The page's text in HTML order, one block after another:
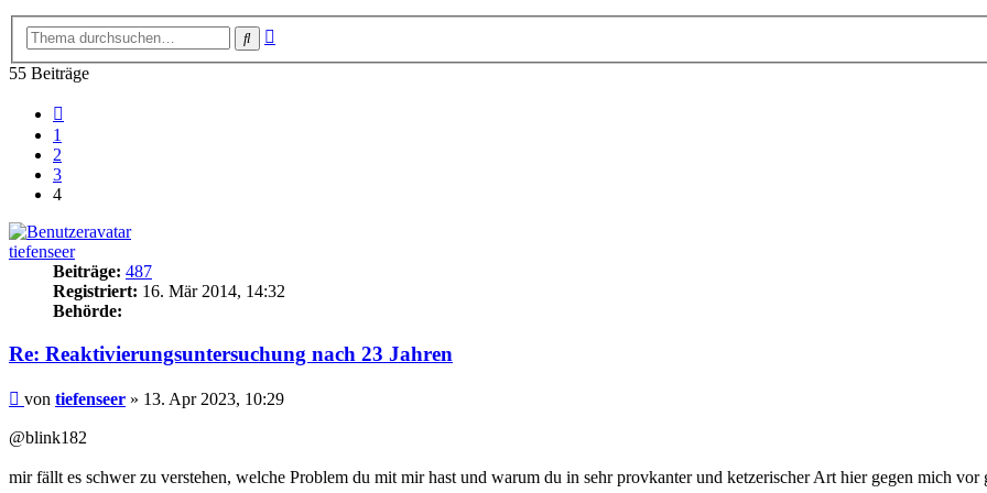
Suche
55 Beiträge
1
2
3
4
tiefenseer
Beiträge: 487
Registriert: 16. Mär 2014, 14:32
Behörde:
Re: Reaktivierungsuntersuchung nach 23 Jahren
Beitrag
von tiefenseer » 13. Apr 2023, 10:29
@blink182
mir fällt es schwer zu verstehen, welche Problem du mit mir hast und warum du in sehr provkanter und ketzerischer Art hier gegen mich vor